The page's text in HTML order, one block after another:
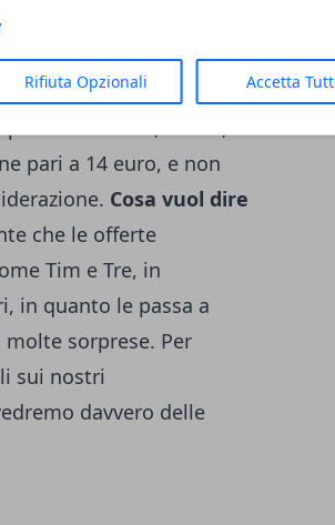
Rifiuta Opzionali Accetta
oggi 28 settembre e per
novità suWind Smart
a 5 euro
virtuali, infatti,
pari a 14 euro, e non
Cosa vuol dire
che le offerte
Tim e Tre, in
in quanto le passa a
sorprese. Per
sui nostri
davvero delle